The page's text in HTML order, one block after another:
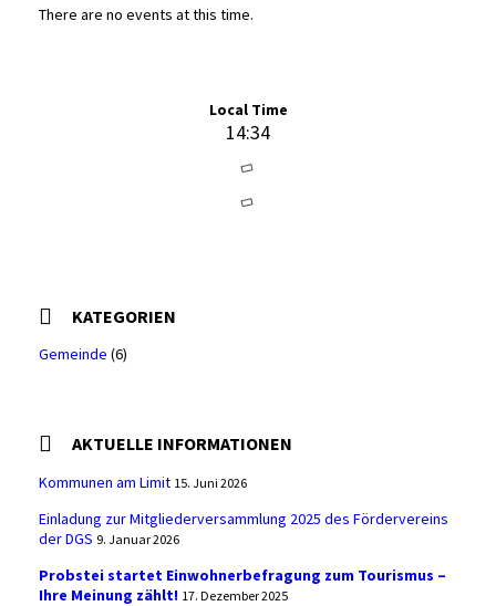
There are no events at this time.
Local Time
14:34
KATEGORIEN
Gemeinde (6)
AKTUELLE INFORMATIONEN
Kommunen am Limit 15. Juni 2026
Einladung zur Mitgliederversammlung 2025 des Fördervereins
der DGS 9. Januar 2026
Probstei startet Einwohnerbefragung zum Tourismus –
Ihre Meinung zählt! 17. Dezember 2025